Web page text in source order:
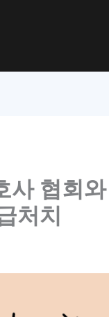
사 협회
처치